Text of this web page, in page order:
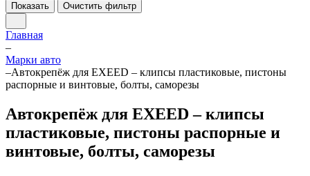
Показать
Очистить фильтр
Главная
–
Марки авто
–Автокрепёж для EXEED – клипсы пластиковые, пистоны
распорные и винтовые, болты, саморезы
Автокрепёж для EXEED – клипсы
пластиковые, пистоны распорные и
винтовые, болты, саморезы